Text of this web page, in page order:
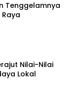
Tenggelamnya
Nilai-Nilai
Lokal